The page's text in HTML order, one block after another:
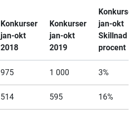
Konkurser
jan-okt
2018
Konkurser
jan-okt
2019
Konkurser
jan-okt
Skillnad
procent
975 1 000 3%
514 595 16%